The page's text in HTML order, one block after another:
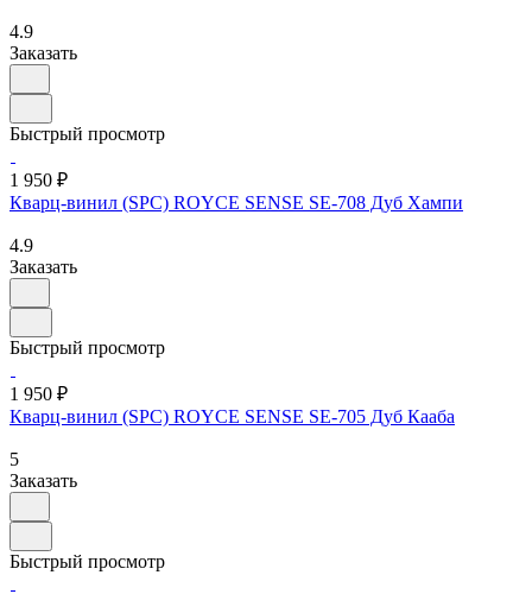
4.9
Заказать
Быстрый просмотр
1 950 ₽
Кварц-винил (SPC) ROYCE SENSE SE-708 Дуб Хампи
4.9
Заказать
Быстрый просмотр
1 950 ₽
Кварц-винил (SPC) ROYCE SENSE SE-705 Дуб Кааба
5
Заказать
Быстрый просмотр